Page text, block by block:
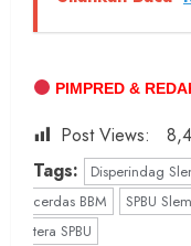
PIMPRED &
Post Views:
Tags:
Disperindag
cerdas BBM
SPBU
tera SPBU